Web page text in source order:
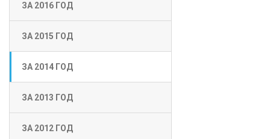
ЗА 2016 ГОД
ЗА 2015 ГОД
ЗА 2014 ГОД
ЗА 2013 ГОД
ЗА 2012 ГОД